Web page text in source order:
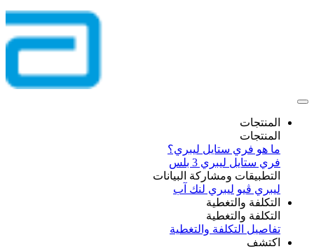
المنتجات
المنتجات
ما هو فري ستايل ليبري؟
فري ستايل ليبري 3 بلس​
التطبيقات ومشاركة البيانات
ليبري ڤيو ليبري لنك آب
التكلفة والتغطية
التكلفة والتغطية
تفاصيل التكلفة والتغطية
اكتشف​